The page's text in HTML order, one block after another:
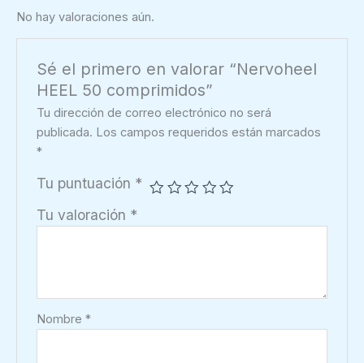
No hay valoraciones aún.
Sé el primero en valorar “Nervoheel
HEEL 50 comprimidos”
Tu dirección de correo electrónico no será
publicada. Los campos requeridos están marcados
*
Tu puntuación *
Tu valoración *
Nombre*